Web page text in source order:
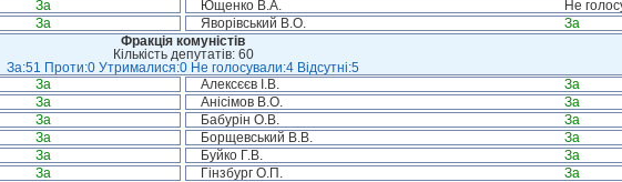
За Ющенко В.А.
Не
За Яворівський В.О.
За
Фракція комуністів
Кількість депутатів: 60
За:51 Проти:0 Утрималися:0 Не голосували:4 Відсутні:5
За Алексєєв І.В.
За
За Анісімов В.О.
За
За Бабурін О.В.
За
За Борщевський В.В.
За
За Буйко Г.В.
За
За Гінзбург О.П.
За